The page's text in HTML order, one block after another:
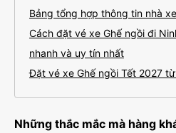
Bảng tổng hợp thông tin nhà
Cách đặt vé xe Ghế ngồi đi
nhanh và uy tín nhất
Đặt vé xe Ghế ngồi Tết 2027
Những thắc mắc mà hàng